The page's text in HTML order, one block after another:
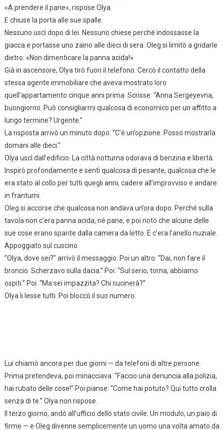
«A prendere il pane», rispose Olya.
E chiuse la porta alle sue spalle.
Nessuno uscì dopo di lei. Nessuno chiese perché indossasse la
giacca e portasse uno zaino alle dieci di sera. Oleg si limitò a gridarle
dietro: «Non dimenticare la panna acida!»
Già in ascensore, Olya tirò fuori il telefono. Cercò il contatto della
stessa agente immobiliare che aveva mostrato loro
quell’appartamento cinque anni prima. Scrisse: “Anna Sergeyevna,
buongiorno. Può consigliarmi qualcosa di economico per un affitto a
lungo termine? Urgente.”
La risposta arrivò un minuto dopo: “C’è un’opzione. Posso mostrarla
domani alle dieci.”
Olya uscì dall’edificio. La città notturna odorava di benzina e libertà.
Inspirò profondamente e sentì qualcosa di pesante, qualcosa che le
era stato al collo per tutti quegli anni, cadere all’improvviso e andare
in frantumi.
Oleg si accorse che qualcosa non andava un’ora dopo. Perché sulla
tavola non c’era panna acida, né pane, e poi notò che alcune delle
sue cose erano sparite dalla camera da letto. E c’era l’anello nuziale.
Appoggiato sul cuscino.
“Olya, dove sei?” arrivò il messaggio. Poi un altro: “Dai, non fare il
broncio. Scherzavo sulla dacia.” Poi: “Sul serio, torna, abbiamo
ospiti.” Poi: “Ma sei impazzita? Chi cucinerà?”
Olya li lesse tutti. Poi bloccò il suo numero.
Lui chiamò ancora per due giorni — da telefoni di altre persone.
Prima pretendeva, poi minacciava: “Faccio una denuncia alla polizia,
hai rubato delle cose!” Poi pianse: “Come hai potuto? Qui tutto crolla
senza di te.” Olya non rispose.
Il terzo giorno, andò all’ufficio dello stato civile. Un modulo, un paio di
firme — e Oleg divenne semplicemente un uomo una volta amato da